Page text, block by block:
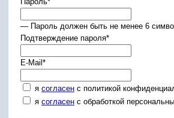
— Пароль должен быть не менее 6
Подтверждение пароля*
E-Mail *
я согласен с политикой
я согласен с обработкой